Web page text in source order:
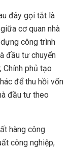
đây gọi tắt là
cơ quan nhà
công trình
đầu tư chuyển
Chính phủ tạo
để thu hồi vốn
đầu tư theo
hàng công
công nghiệp,